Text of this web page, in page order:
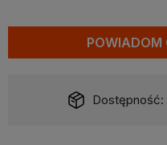
POWIADOM
Dostępność: